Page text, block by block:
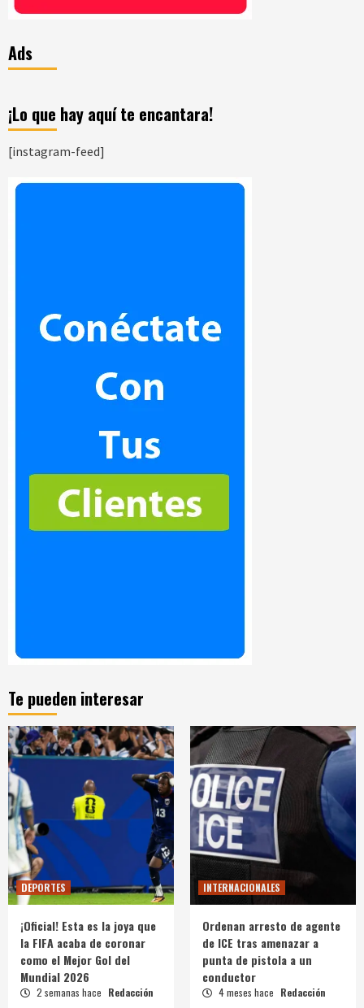
Ads
¡Lo que hay aquí te encantara!
[instagram-feed]
Te pueden interesar
DEPORTES
¡Oficial! Esta es la joya que
la FIFA acaba de coronar
como el Mejor Gol del
Mundial 2026
2 semanas hace Redacción
INTERNACIONALES
Ordenan arresto de agente
de ICE tras amenazar a
punta de pistola a un
conductor
4 meses hace Redacción